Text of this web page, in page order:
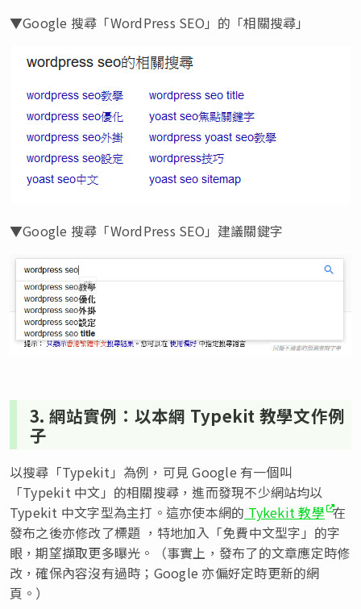
▼Google 搜尋「WordPress SEO」的「相關搜尋」
▼Google 搜尋「WordPress SEO」建議關鍵字
3. 網站實例：以本網 Typekit 教學文作例
子
以搜尋「Typekit」為例，可見 Google 有一個叫
「Typekit 中文」的相關搜尋，進而發現不少網站均以
Typekit 中文字型為主打。這亦使本網的 Tykekit 教學 在
發布之後亦修改了標題 ，特地加入「免費中文型字」的字
眼，期望擷取更多曝光。（事實上，發布了的文章應定時修
改，確保內容沒有過時；Google 亦偏好定時更新的網
頁。）